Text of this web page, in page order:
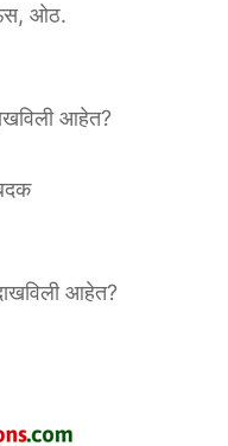
ओठ.
आहेत?
आहेत?